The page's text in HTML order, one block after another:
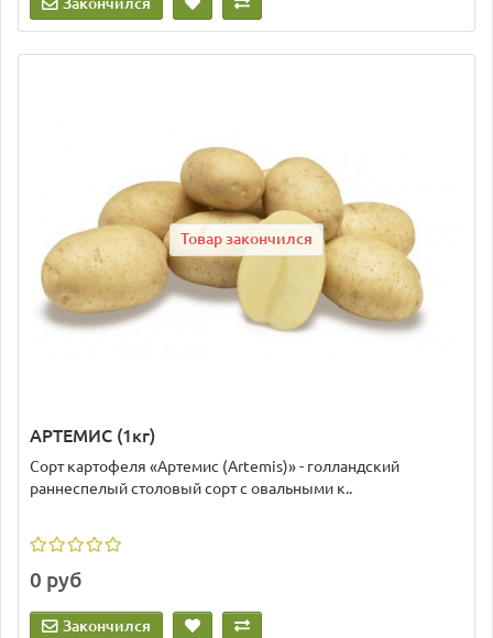
Товар закончился
АРТЕМИС (1кг)
Сорт картофеля «Артемис (Artemis)» - голландский
раннеспелый столовый сорт с овальными к..
0 руб
Закончился